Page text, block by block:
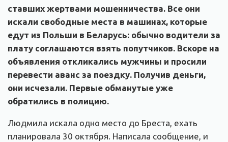
ставших жертвами мошенничества. Все они
искали свободные места в машинах, которые
едут из Польши в Беларусь: обычно водители за
плату соглашаются взять попутчиков. Вскоре на
объявления откликались мужчины и просили
перевести аванс за поездку. Получив деньги,
они исчезали. Первые обманутые уже
обратились в полицию.
Людмила искала одно место до Бреста, ехать
планировала 30 октября. Написала сообщение, и